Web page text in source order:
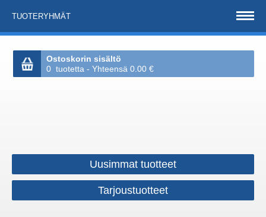
TUOTERYHMÄT
Ostoskorin sisältö
0 tuotetta - Yhteensä 0.00 €
Uusimmat tuotteet
Tarjoustuotteet